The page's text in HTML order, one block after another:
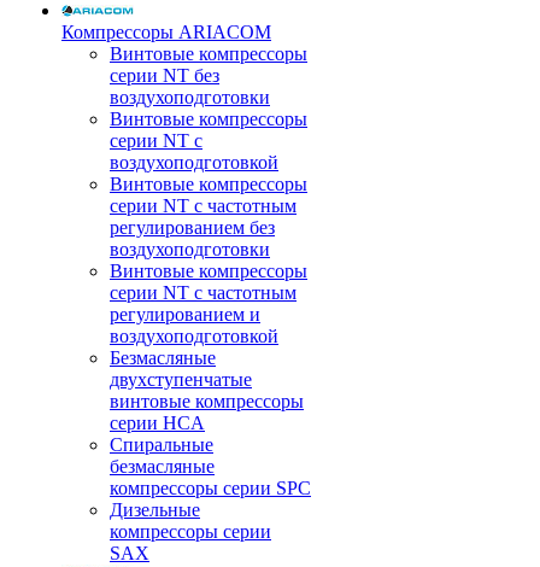
Компрессоры ARIACOM
Винтовые компрессоры
серии NT без
воздухоподготовки
Винтовые компрессоры
серии NT c
воздухоподготовкой
Винтовые компрессоры
серии NT с частотным
регулированием без
воздухоподготовки
Винтовые компрессоры
серии NT с частотным
регулированием и
воздухоподготовкой
Безмасляные
двухступенчатые
винтовые компрессоры
серии HCA
Спиральные
безмасляные
компрессоры серии SPC
Дизельные
компрессоры серии
SAX